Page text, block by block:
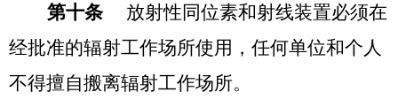
第十条 放射性同位素和射线装置必须在
经批准的辐射工作场所使用，任何单位和个人
不得擅自搬离辐射工作场所。